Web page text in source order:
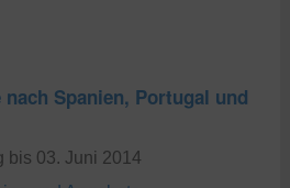
Spanien, Portugal und
bis 03. Juni 2014